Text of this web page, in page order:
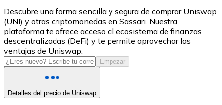
USD Coin
USDC
Descubre una forma sencilla y segura de comprar Uniswap
(UNI) y otras criptomonedas en Sassari. Nuestra
plataforma te ofrece acceso al ecosistema de finanzas
descentralizadas (DeFi) y te permite aprovechar las
ventajas de Uniswap.
Empezar
Detalles del precio de Uniswap